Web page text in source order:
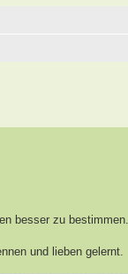
besser zu bestimmen.
und lieben gelernt.